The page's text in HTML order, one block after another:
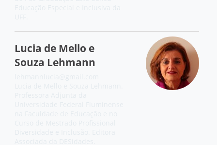
Lucia de Mello e
Souza Lehmann